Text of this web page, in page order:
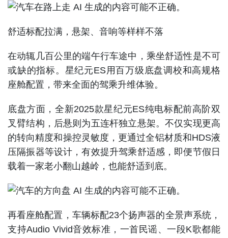
舒适标配拉满，悬架、音响等样样不落
在动辄几百公里的端午行车途中，乘坐舒适性是不可
或缺的指标。星纪元ES用百万级底盘调校和高规格
座舱配置，带来全面的驾乘升维体验。
底盘方面，全新2025款星纪元ES纯电标配前高阶双
叉臂结构，后悬则为五连杆独立悬架。不仅实现更高
的转向精度和操控灵敏度，更通过全铝材质和HDS液
压隔振器等设计，有效提升驾乘舒适感，即便节假日
载着一家老小翻山越岭，也能舒适到底。
再看座舱配置，车辆标配23个扬声器的全景声系统，
支持Audio Vivid音效标准，一首民谣、一段K歌都能